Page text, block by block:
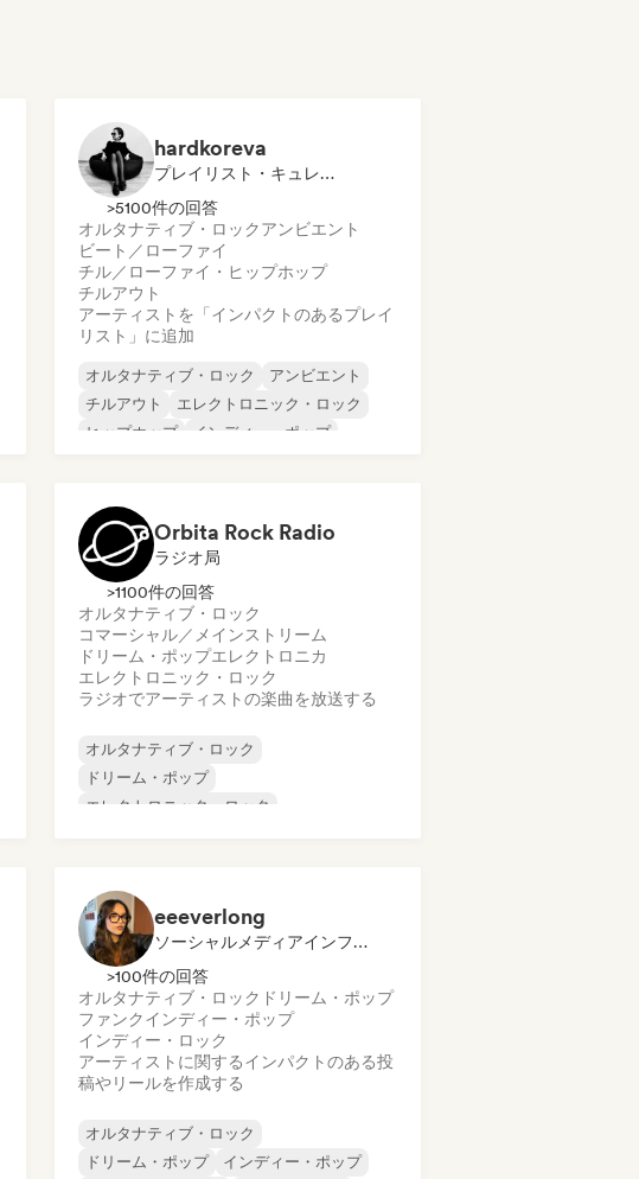
hardkoreva
プレイリスト・キュレーター
>5100件の回答
オルタナティブ・ロックアンビエント
ビート／ローファイ
チル／ローファイ・ヒップホップ
チルアウト
アーティストを「インパクトのあるプレイ
リスト」に追加
オルタナティブ・ロック
アンビエント
チルアウト
エレクトロニック・ロック
ヒップホップ
インディー・ポップ
Orbita Rock Radio
ラジオ局
>1100件の回答
オルタナティブ・ロック
コマーシャル／メインストリーム
ドリーム・ポップエレクトロニカ
エレクトロニック・ロック
ラジオでアーティストの楽曲を放送する
オルタナティブ・ロック
ドリーム・ポップ
エレクトロニック・ロック
ロック・アンド・ロール／クラシック・ロ
ック
eeeverlong
ソーシャルメディアインフルエンサー
>100件の回答
オルタナティブ・ロック ドリーム・ポップ
ファンクインディー・ポップ
インディー・ロック
アーティストに関するインパクトのある投
稿やリールを作成する
オルタナティブ・ロック
ドリーム・ポップ
インディー・ポップ